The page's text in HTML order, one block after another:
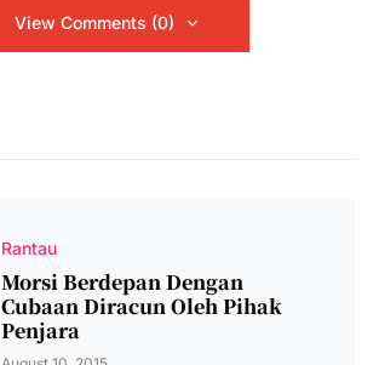
View Comments (0)
Rantau
Morsi Berdepan Dengan
Cubaan Diracun Oleh Pihak
Penjara